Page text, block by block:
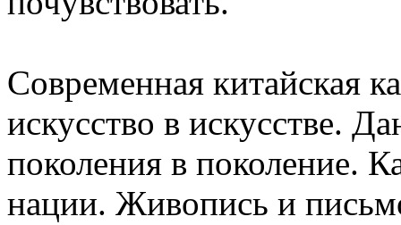
Современная китайская
искусство в искусстве.
поколения в поколение.
нации. Живопись и